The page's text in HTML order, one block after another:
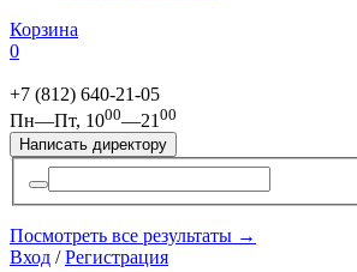
Корзина
0
+7 (812) 640-21-05
Пн—Пт, 1000—21 00
Написать директору
Посмотреть все результаты →
Вход /Регистрация